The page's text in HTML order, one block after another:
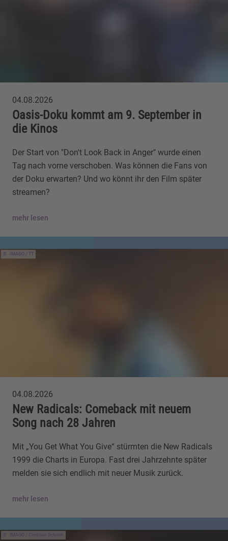
04.08.2026
Oasis-Doku kommt am 9. September in
die Kinos
Der Start von "Don't Look Back in Anger" wurde einen
Tag nach vorne verschoben. Was können die Fans von
der Doku erwarten? Und wo könnt ihr den Film später
streamen?
mehr lesen
IMAGO / TT
04.08.2026
New Radicals: Comeback mit neuem
Song nach 28 Jahren
Mit „You Get What You Give“ stürmten die New Radicals
1999 die Charts in Europa. Fast drei Jahrzehnte später
melden sie sich endlich mit neuer Musik zurück.
mehr lesen
IMAGO / Christian Schroth